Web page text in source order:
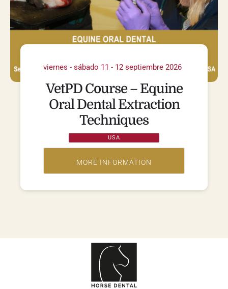
viernes - sábado 11 - 12 septiembre 2026
VetPD Course – Equine
Oral Dental Extraction
Techniques
USA